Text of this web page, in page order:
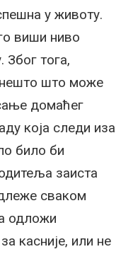
у животу.
виши ниво
Због тога,
нешто што може
домаћег
која следи иза
било би
заиста
сваком
одложи
касније, или не